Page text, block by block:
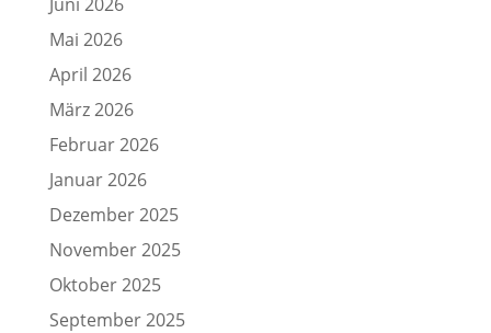
Mai 2026
April 2026
März 2026
Februar 2026
Januar 2026
Dezember 2025
November 2025
Oktober 2025
September 2025